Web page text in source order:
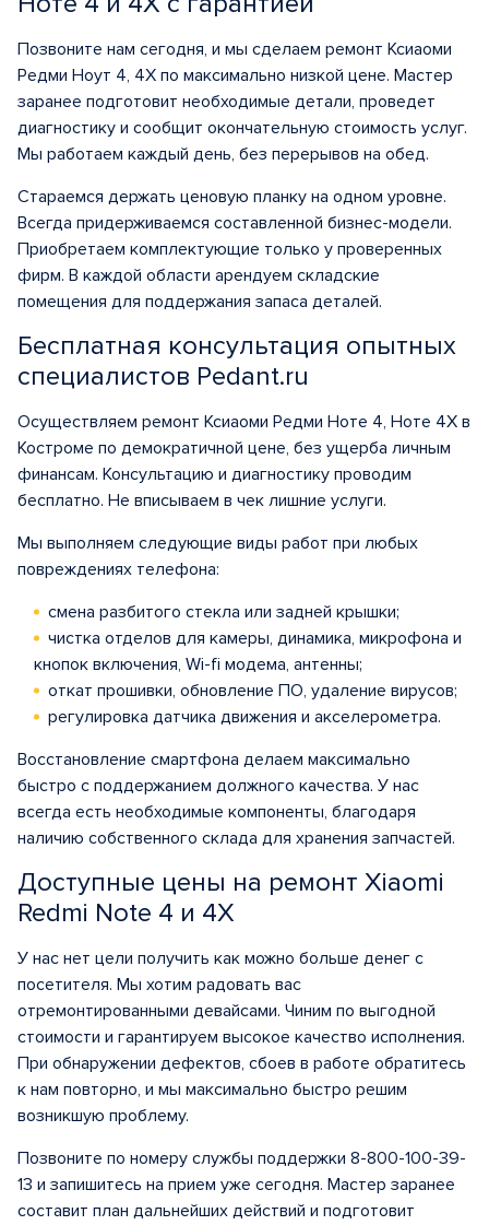
Позвоните нам сегодня, и мы сделаем ремонт Ксиаоми
Редми Ноут 4, 4X по максимально низкой цене. Мастер
заранее подготовит необходимые детали, проведет
диагностику и сообщит окончательную стоимость услуг.
Мы работаем каждый день, без перерывов на обед.
Стараемся держать ценовую планку на одном уровне.
Всегда придерживаемся составленной бизнес-модели.
Приобретаем комплектующие только у проверенных
фирм. В каждой области арендуем складские
помещения для поддержания запаса деталей.
Бесплатная консультация опытных
специалистов Pedant.ru
Осуществляем ремонт Ксиаоми Редми Ноте 4, Ноте 4X в
Костроме по демократичной цене, без ущерба личным
финансам. Консультацию и диагностику проводим
бесплатно. Не вписываем в чек лишние услуги.
Мы выполняем следующие виды работ при любых
повреждениях телефона:
смена разбитого стекла или задней крышки;
чистка отделов для камеры, динамика, микрофона и
кнопок включения, Wi-fi модема, антенны;
откат прошивки, обновление ПО, удаление вирусов;
регулировка датчика движения и акселерометра.
Восстановление смартфона делаем максимально
быстро с поддержанием должного качества. У нас
всегда есть необходимые компоненты, благодаря
наличию собственного склада для хранения запчастей.
Доступные цены на ремонт Xiaomi
Redmi Note 4 и 4Х
У нас нет цели получить как можно больше денег с
посетителя. Мы хотим радовать вас
отремонтированными девайсами. Чиним по выгодной
стоимости и гарантируем высокое качество исполнения.
При обнаружении дефектов, сбоев в работе обратитесь
к нам повторно, и мы максимально быстро решим
возникшую проблему.
Позвоните по номеру службы поддержки 8-800-100-39-
13 и запишитесь на прием уже сегодня. Мастер заранее
составит план дальнейших действий и подготовит